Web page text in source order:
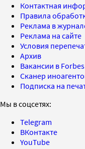
Контактная
Правила
Реклама в
Реклама на сайте
Условия
Архив
Вакансии в
Сканер
Подписка на
Мы в соцсетях:
Telegram
ВКонтакте
YouTube